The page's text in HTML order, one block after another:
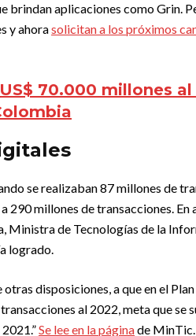
brindan aplicaciones como Grin.
y ahorasolicitan a los próximos
US$ 70.000 millones
se realizaban 87 millones de
290 millones de transacciones.
Ministra de Tecnologías de la
logrado.
otras disposiciones, a que en el
al 2022, meta que se
Se lee en la páginade MinTic.